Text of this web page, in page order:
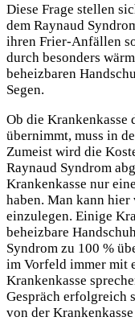
Diese Frage stellen
dem Raynaud
ihren Frier-Anfällen
durch besonders
beheizbaren
Segen.
Ob die Krankenkasse
übernimmt, muss in
Zumeist wird die
Raynaud Syndrom
Krankenkasse nur
haben. Man kann
einzulegen. Einige
beheizbare
Syndrom zu 100 %
im Vorfeld immer mit
Krankenkasse
Gespräch erfolgreich
von der